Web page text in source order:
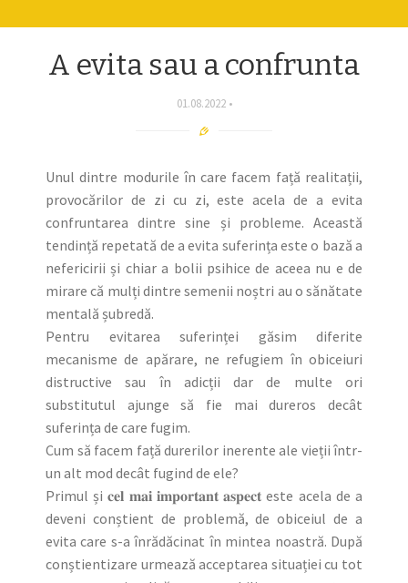
A evita sau a confrunta
01.08.2022
Unul dintre modurile în care facem față realitații,
provocărilor de zi cu zi, este acela de a evita
confruntarea dintre sine și probleme. Această
tendință repetată de a evita suferința este o bază a
nefericirii și chiar a bolii psihice de aceea nu e de
mirare că mulți dintre semenii noștri au o sănătate
mentală șubredă.
Pentru evitarea suferinței găsim diferite
mecanisme de apărare, ne refugiem în obiceiuri
distructive sau în adicții dar de multe ori
substitutul ajunge să fie mai dureros decât
suferința de care fugim.
Cum să facem față durerilor inerente ale vieții într-
un alt mod decât fugind de ele?
Primul și 𝐜𝐞𝐥 𝐦𝐚𝐢 𝐢𝐦𝐩𝐨𝐫𝐭𝐚𝐧𝐭 𝐚𝐬𝐩𝐞𝐜𝐭 este acela de a
deveni conștient de problemă, de obiceiul de a
evita care s-a înrădăcinat în mintea noastră. După
conștientizare urmează acceptarea situației cu tot